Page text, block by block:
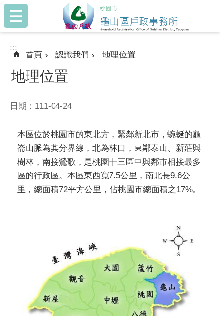
跳到主要內容區塊
:::
:::
首頁 認識我們 地理位置
地理位置
日期：111-04-24
本區位於桃園市的東北方，緊鄰新北市，蜿蜒的龜
崙山脈為其分界線，北為林口，東鄰泰山、新莊與
樹林，南接鶯歌，是桃園十三區中與鄰市相接最多
區的行政區。本區東西寬7.5公里，南北長9.6公
里，總面積72平方公里，佔桃園市總面積之17%。